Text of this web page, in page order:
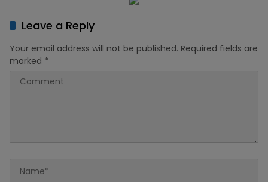
Leave a Reply
Your email address will not be published. Required fields are
marked *